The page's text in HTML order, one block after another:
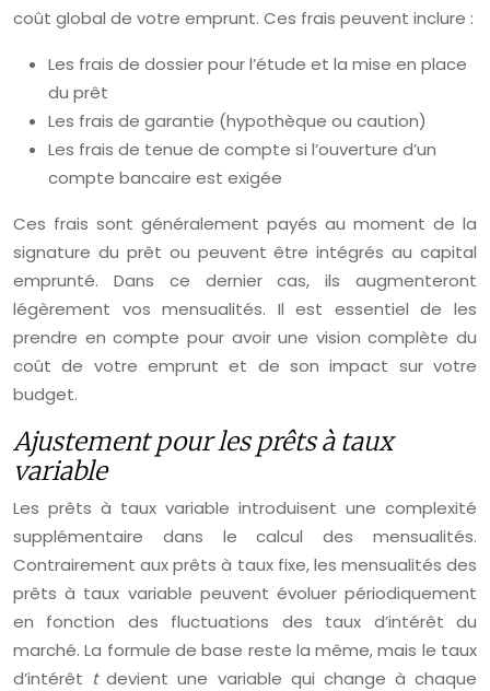
coût global de votre emprunt. Ces frais peuvent inclure :
Les frais de dossier pour l’étude et la mise en place
du prêt
Les frais de garantie (hypothèque ou caution)
Les frais de tenue de compte si l’ouverture d’un
compte bancaire est exigée
Ces frais sont généralement payés au moment de la
signature du prêt ou peuvent être intégrés au capital
emprunté. Dans ce dernier cas, ils augmenteront
légèrement vos mensualités. Il est essentiel de les
prendre en compte pour avoir une vision complète du
coût de votre emprunt et de son impact sur votre
budget.
Ajustement pour les prêts à taux
variable
Les prêts à taux variable introduisent une complexité
supplémentaire dans le calcul des mensualités.
Contrairement aux prêts à taux fixe, les mensualités des
prêts à taux variable peuvent évoluer périodiquement
en fonction des fluctuations des taux d’intérêt du
marché. La formule de base reste la même, mais le taux
d’intérêt tdevient une variable qui change à chaque